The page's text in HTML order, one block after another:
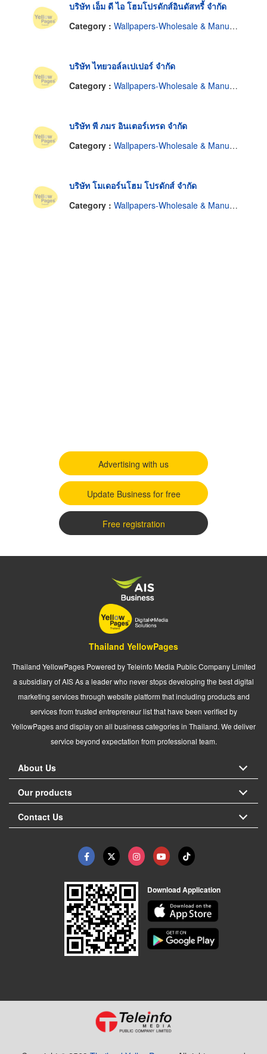
บริษัท เอ็ม ดี ไอ โฮมโปรดักส์อินดัสทรี้ จำกัด
Category : Wallpapers-Wholesale & Manufacturers
บริษัท ไทยวอล์ลเปเปอร์ จำกัด
Category : Wallpapers-Wholesale & Manufacturers
บริษัท พี ภมร อินเตอร์เทรด จำกัด
Category : Wallpapers-Wholesale & Manufacturers
บริษัท โมเดอร์นโฮม โปรดักส์ จำกัด
Category : Wallpapers-Wholesale & Manufacturers
Advertising with us
Update Business for free
Free registration
Thailand YellowPages
Thailand YellowPages Powered by Teleinfo Media Public Company Limited
a subsidiary of AIS As a leader who never stops developing the best digital
marketing services through website platform that including products and
services from trusted entrepreneur list that have been verified by
YellowPages and display on all business categories in Thailand. We deliver
service beyond expectation from professional team.
About Us
Our products
Contact Us
Download Application